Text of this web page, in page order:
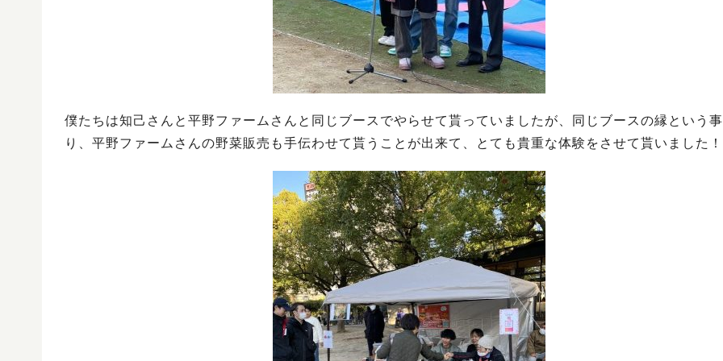
僕たちは知己さんと平野ファームさんと同じブースでやらせて貰っていましたが、同じブースの縁という
り、平野ファームさんの野菜販売も手伝わせて貰うことが出来て、とても貴重な体験をさせて貰いました！